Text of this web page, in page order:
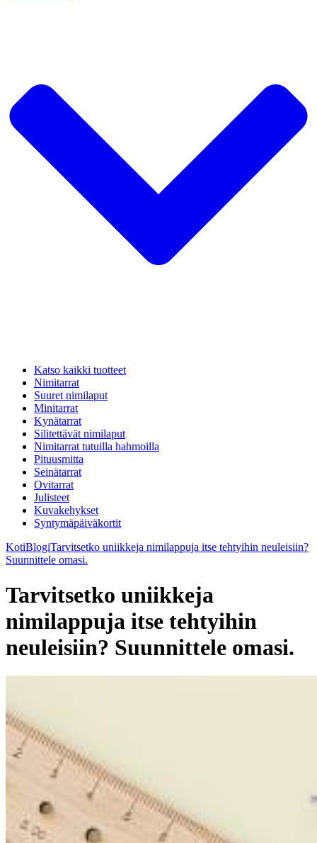
Katso kaikki tuotteet
Nimitarrat
Suuret nimilaput
Minitarrat
Kynätarrat
Silitettävät nimilaput
Nimitarrat tutuilla hahmoilla
Pituusmitta
Seinätarrat
Ovitarrat
Julisteet
Kuvakehykset
Syntymäpäiväkortit
KotiBlogiTarvitsetko uniikkeja nimilappuja itse tehtyihin neuleisiin?
Suunnittele omasi.
Tarvitsetko uniikkeja
nimilappuja itse tehtyihin
neuleisiin? Suunnittele omasi.